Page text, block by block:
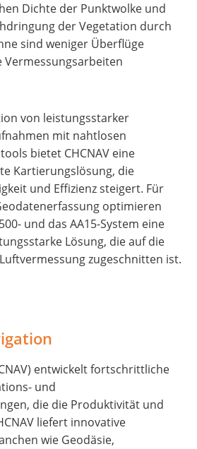
Dichte der Punktwolke und
der Vegetation durch
sind weniger Überflüge
von leistungsstarker
mit nahtlosen
bietet CHCNAV eine
Kartierungslösung, die
und Effizienz steigert. Für
optimieren
und das AA15-System eine
Lösung, die auf die
zugeschnitten ist.
entwickelt fortschrittliche
und
die die Produktivität und
liefert innovative
wie Geodäsie,